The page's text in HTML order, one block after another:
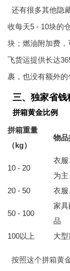
还有很多其他隐
收每天5 - 10块的
块；燃油附加费，
飞货运提供长达
裹，也没有额外的
三、独家省钱
拼箱黄金比例
拼箱重量
（kg）
物
10 - 20
衣服
为主
20 - 50 衣服
50 - 100
家具
品
100以上 大
按照这个拼箱黄